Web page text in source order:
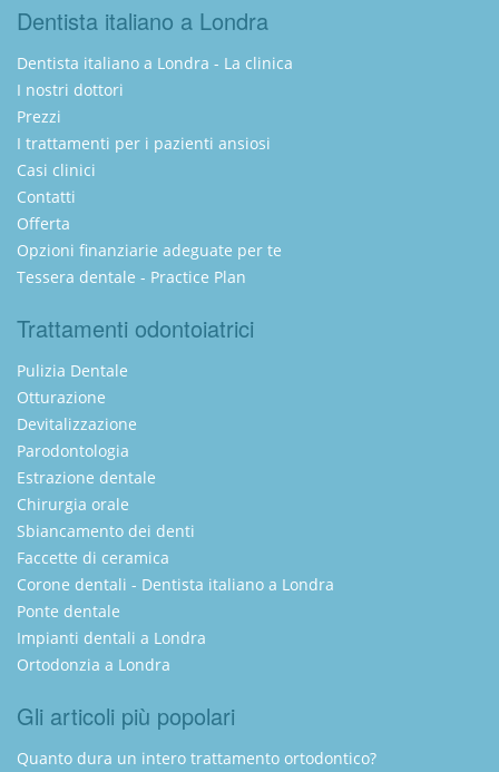
Dentista italiano a Londra
Dentista italiano a Londra - La clinica
I nostri dottori
Prezzi
I trattamenti per i pazienti ansiosi
Casi clinici
Contatti
Offerta
Opzioni finanziarie adeguate per te
Tessera dentale - Practice Plan
Trattamenti odontoiatrici
Pulizia Dentale
Otturazione
Devitalizzazione
Parodontologia
Estrazione dentale
Chirurgia orale
Sbiancamento dei denti
Faccette di ceramica
Corone dentali - Dentista italiano a Londra
Ponte dentale
Impianti dentali a Londra
Ortodonzia a Londra
Gli articoli più popolari
Quanto dura un intero trattamento ortodontico?